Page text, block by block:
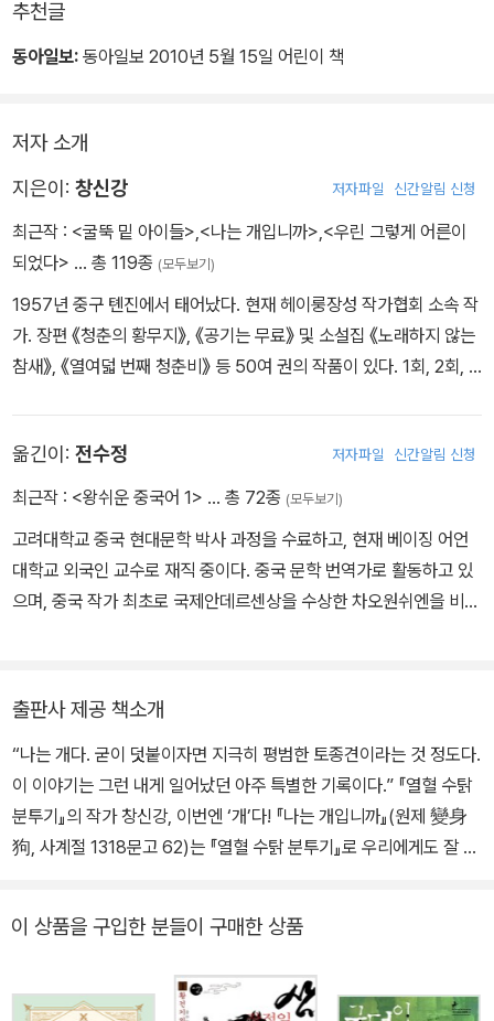
추천글
동아일보: 동아일보 2010년 5월 15일 어린이 책
저자 소개
지은이: 창신강 저자파일 신간알림 신청
최근작 : <굴뚝 밑 아이들>,<나는 개입니까>,<우린 그렇게 어른이
되었다> … 총 119종 (모두보기)
1957년 중구 톈진에서 태어났다. 현재 헤이룽장성 작가협회 소속 작
가. 장편 《청춘의 황무지》, 《공기는 무료》 및 소설집 《노래하지 않는
참새》, 《열여덟 번째 청춘비》 등 50여 권의 작품이 있다. 1회, 2회, 6
여러 차례 수상했다. 장편 《열혈수탉 분투기》는 한국 문화체육부로부
터 2008년 우수도서로 선정되었다.
옮긴이: 전수정 저자파일 신간알림 신청
최근작 : <왕쉬운 중국어 1> … 총 72종 (모두보기)
고려대학교 중국 현대문학 박사 과정을 수료하고, 현재 베이징 어언
대학교 외국인 교수로 재직 중이다. 중국 문학 번역가로 활동하고 있
으며, 중국 작가 최초로 국제안데르센상을 수상한 차오원쉬엔을 비롯
는 개입니까》,《홍분》,《소년은 자란다》,《한 권으로 읽는 중국 7대 고
전》등이 있다.
출판사 제공 책소개
“나는 개다. 굳이 덧붙이자면 지극히 평범한 토종견이라는 것 정도다.
이 이야기는 그런 내게 일어났던 아주 특별한 기록이다.” 『열혈 수탉
분투기』의 작가 창신강, 이번엔 ‘개’다! 『나는 개입니까』(원제 變身
狗, 사계절 1318문고 62)는 『열혈 수탉 분투기』로 우리에게도 잘 알
성을 절묘하게 살려 낸 독특한 풍자 소설이라 할 수 있다. 창신강은 인
간으로 ‘변신’한 개의 시선을 통해 부조리한 사회 구조와 탐욕에 눈먼
인간 군상을 예리하게 포착해 냈다. ‘창신강의 작품은 따뜻하면서도,
이 상품을 구입한 분들이 구매한 상품